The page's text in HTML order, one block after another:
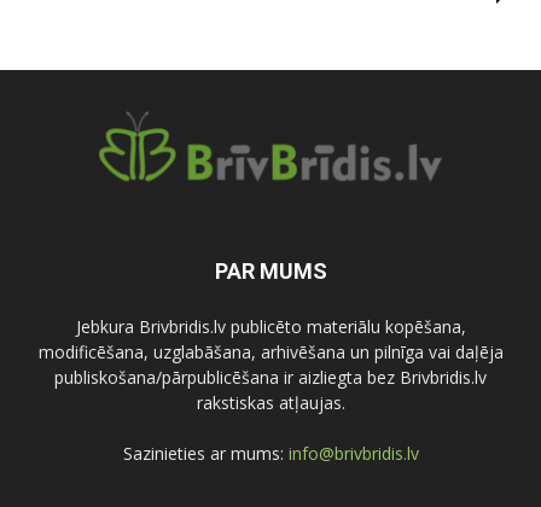
PAR MUMS
Jebkura Brivbridis.lv publicēto materiālu kopēšana,
modificēšana, uzglabāšana, arhivēšana un pilnīga vai daļēja
publiskošana/pārpublicēšana ir aizliegta bez Brivbridis.lv
rakstiskas atļaujas.
Sazinieties ar mums: info@brivbridis.lv